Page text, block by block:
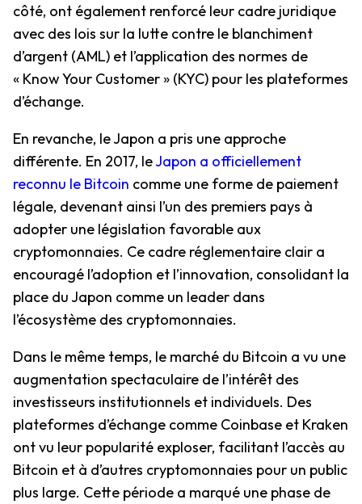
côté, ont également renforcé leur cadre juridique
avec des lois sur la lutte contre le blanchiment
d’argent (AML) et l’application des normes de
« Know Your Customer » (KYC) pour les plateformes
d’échange.
En revanche, le Japon a pris une approche
différente. En 2017, leJapon a officiellement
reconnu le Bitcoin comme une forme de paiement
légale, devenant ainsi l’un des premiers pays à
adopter une législation favorable aux
cryptomonnaies. Ce cadre réglementaire clair a
encouragé l’adoption et l’innovation, consolidant la
place du Japon comme un leader dans
l’écosystème des cryptomonnaies.
Dans le même temps, le marché du Bitcoin a vu une
augmentation spectaculaire de l’intérêt des
investisseurs institutionnels et individuels. Des
plateformes d’échange comme Coinbase et Kraken
ont vu leur popularité exploser, facilitant l’accès au
Bitcoin et à d’autres cryptomonnaies pour un public
plus large. Cette période a marqué une phase de